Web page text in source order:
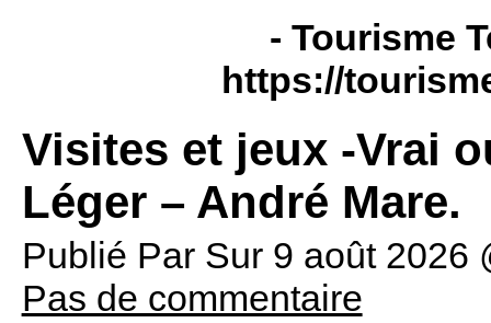
- Tourisme
https://
Visites et jeux -Vrai
Léger – André Mare.
Publié Par Sur 9 août 2026
Pas de commentaire